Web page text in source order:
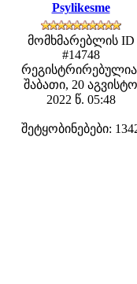
Psylikesme
მომხმარებლის ID
#14748
შაბათი, 20 აგვისტო
2022 წ. 05:48
შეტყობინებები: